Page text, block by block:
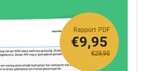
Rapport PDF
€29,95
€9,95